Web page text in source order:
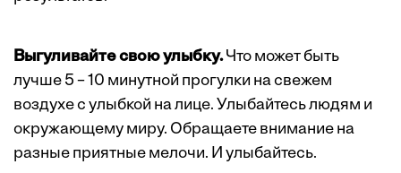
Выгуливайте свою улыбку.Что может быть
лучше 5 – 10 минутной прогулки на свежем
воздухе с улыбкой на лице. Улыбайтесь людям и
окружающему миру. Обращаете внимание на
разные приятные мелочи. И улыбайтесь.